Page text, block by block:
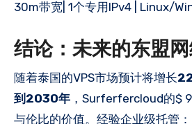
30m带宽| 1个专用IPv4 | Linux/
结论：未来的东盟
随着泰国的VPS市场预计将增长
到2030年 ，Surferfercloud的$
与伦比的价值。经验企业级托管：